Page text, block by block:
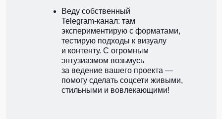
Веду собственный
Telegram‑канал: там
экспериментирую с форматами,
тестирую подходы к визуалу
и контенту. С огромным
энтузиазмом возьмусь
за ведение вашего проекта —
помогу сделать соцсети живыми,
стильными и вовлекающими!